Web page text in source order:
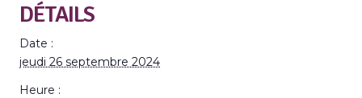
DÉTAILS
Date :
jeudi 26 septembre 2024
Heure :